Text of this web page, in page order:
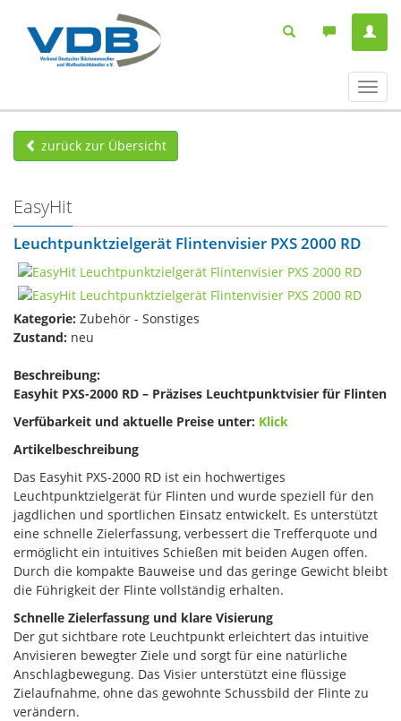
ein-/
zurück zur Übersicht
EasyHit
Leuchtpunktzielgerät Flintenvisier PXS 2000 RD
Kategorie: Zubehör - Sonstiges
Zustand: neu
Beschreibung:
Easyhit PXS-2000 RD – Präzises Leuchtpunktvisier für Flinten
Verfübarkeit und aktuelle Preise unter: Klick
Artikelbeschreibung
Das Easyhit PXS-2000 RD ist ein hochwertiges
Leuchtpunktzielgerät für Flinten und wurde speziell für den
jagdlichen und sportlichen Einsatz entwickelt. Es unterstützt
eine schnelle Zielerfassung, verbessert die Trefferquote und
ermöglicht ein intuitives Schießen mit beiden Augen offen.
Durch die kompakte Bauweise und das geringe Gewicht bleibt
die Führigkeit der Flinte vollständig erhalten.
Schnelle Zielerfassung und klare Visierung
Der gut sichtbare rote Leuchtpunkt erleichtert das intuitive
Anvisieren bewegter Ziele und sorgt für eine natürliche
Anschlagbewegung. Das Visier unterstützt eine flüssige
Zielaufnahme, ohne das gewohnte Schussbild der Flinte zu
verändern.